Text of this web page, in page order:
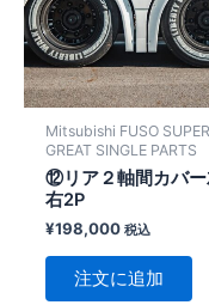
Mitsubishi FUSO SUPER
GREAT SINGLE PARTS
⑫リア２軸間カバー
右2P
¥198,000 税込
注文に追加